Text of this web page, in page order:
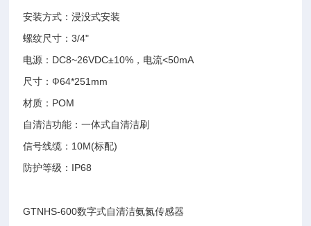
安装方式：浸没式安装
螺纹尺寸：3/4"
电源：DC8~26VDC±10%，电流<50mA
尺寸：Ф64*251mm
材质：POM
自清洁功能：一体式自清洁刷
信号线缆：10M(标配)
防护等级：IP68
GTNHS-600数字式自清洁氨氮传感器